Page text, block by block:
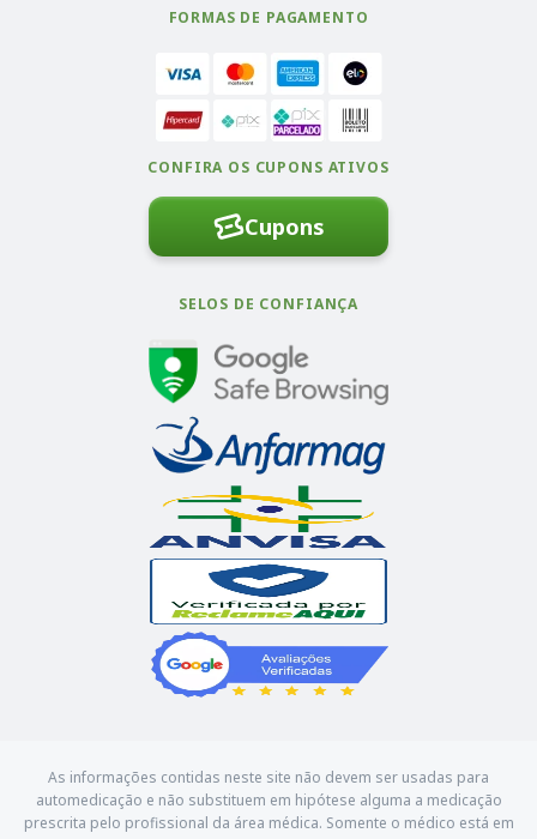
As informações contidas neste site não devem ser usadas para
automedicação e não substituem em hipótese alguma a medicação
prescrita pelo profissional da área médica. Somente o médico está em
FORMAS DE PAGAMENTO
CONFIRA OS CUPONS ATIVOS
Cupons
SELOS DE CONFIANÇA